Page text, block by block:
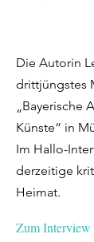
Die Autorin
drittjüngstes
„Bayerische
Künste“ in
Im Hallo-
derzeitige
Heimat.
Zum